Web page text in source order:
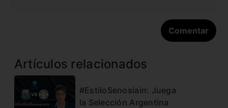
Artículos relacionados
#EstiloSenosiain: Juega
la Selección Argentina